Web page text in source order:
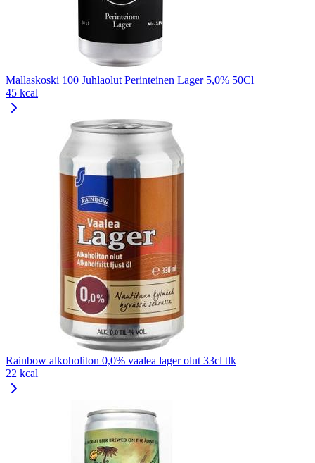
Mallaskoski 100 Juhlaolut Perinteinen Lager 5,0% 50Cl
45 kcal
Rainbow alkoholiton 0,0% vaalea lager olut 33cl tlk
22 kcal